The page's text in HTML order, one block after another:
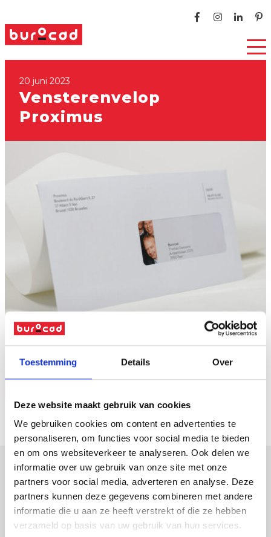
Toestemming Details Over
Deze website maakt gebruik van cookies
We gebruiken cookies om content en advertenties te
personaliseren, om functies voor social media te bieden
en om ons websiteverkeer te analyseren. Ook delen we
informatie over uw gebruik van onze site met onze
partners voor social media, adverteren en analyse. Deze
partners kunnen deze gegevens combineren met andere
informatie die u aan ze heeft verstrekt of die ze hebben
verzameld op basis van uw gebruik van hun services.
20 juni 2023
Vensterenvelop
Proximus
Naar overzicht
verpakkingen
displays
promotiemateriaal